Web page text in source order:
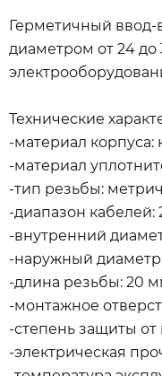
Герметичный ввод-
диаметром от 24
Технические
-материал корпуса:
-материал
-тип резьбы:
-диапазон кабелей:
-внутренний
-наружный
-длина резьбы: 20
-монтажное
-степень защиты от
-электрическая